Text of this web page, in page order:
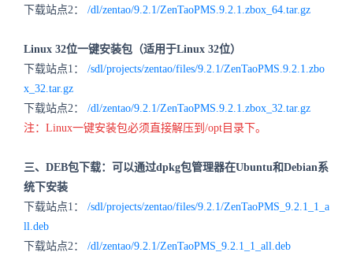
下载站点2： /dl/zentao/9.2.1/ZenTaoPMS.9.2.1.zbox_64.tar.gz
Linux 32位一键安装包（适用于Linux 32位）
下载站点1： /sdl/projects/zentao/files/9.2.1/ZenTaoPMS.9.2.1.zbo
x_32.tar.gz
下载站点2： /dl/zentao/9.2.1/ZenTaoPMS.9.2.1.zbox_32.tar.gz
注：Linux一键安装包必须直接解压到/opt目录下。
三、DEB包下载：可以通过dpkg包管理器在Ubuntu和Debian系
统下安装
下载站点1： /sdl/projects/zentao/files/9.2.1/ZenTaoPMS_9.2.1_1_a
ll.deb
下载站点2： /dl/zentao/9.2.1/ZenTaoPMS_9.2.1_1_all.deb